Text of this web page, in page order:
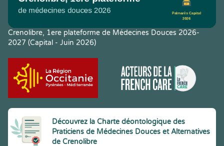
Crenolibre, 1ere plateforme de Médecines Douces 2026-
2027 (Capital - Juin 2026)
Découvrez la Charte déontologique des
Praticiens de Médecines Douces et Alternatives
de Crenolibre